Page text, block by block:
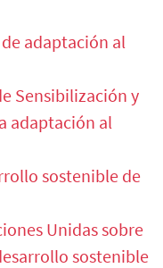
adaptación al
Sensibilización y
adaptación al
sostenible de
Unidas sobre
sostenible